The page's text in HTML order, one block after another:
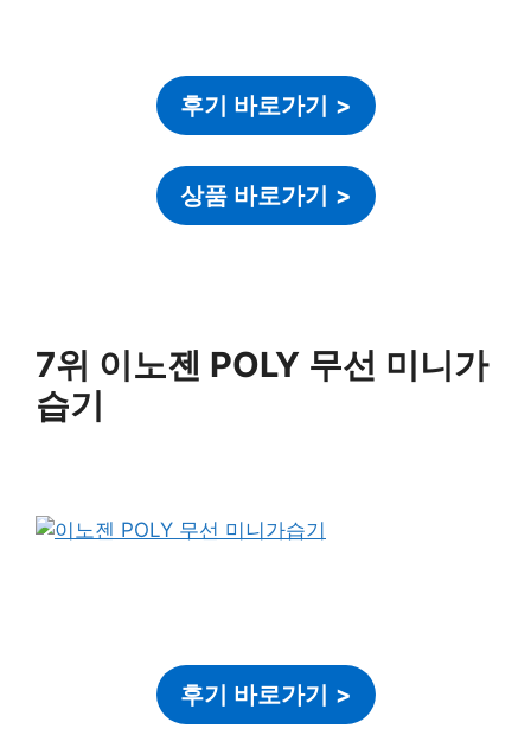
후기 바로가기 >
상품 바로가기 >
7위 이노젠 POLY 무선 미니가
습기
후기 바로가기 >